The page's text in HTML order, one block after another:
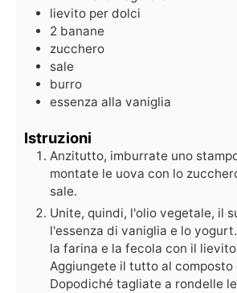
lievito per dolci
2 banane
zucchero
sale
burro
essenza alla vaniglia
Istruzioni
Anzitutto, imburrate uno
montate le uova con lo
sale.
Unite, quindi, l'olio vegetale, il
l'essenza di vaniglia e lo
la farina e la fecola con il
Aggiungete il tutto al composto
Dopodiché tagliate a rondelle